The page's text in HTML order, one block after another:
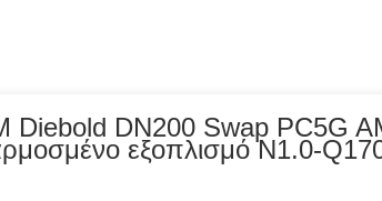
Diebold DN200 Swap PC5G
εξοπλισμό N1.0-